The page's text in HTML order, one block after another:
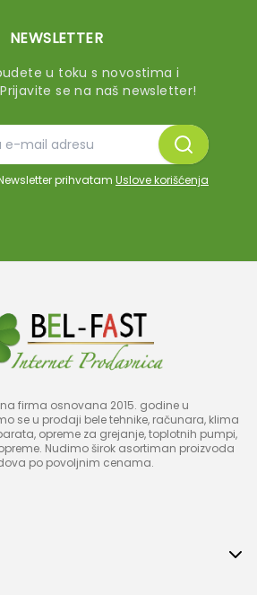
NEWSLETTER
u toku s novostima i
se na naš newsletter!
prihvatam Uslove korišćenja
firma osnovana 2015. godine u
se u prodaji bele tehnike, računara, klima
opreme za grejanje, toplotnih pumpi,
Nudimo širok asortiman proizvoda
po povoljnim cenama.